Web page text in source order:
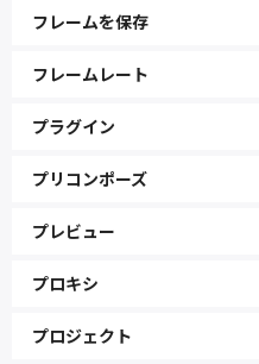
フレームを保存
フレームレート
プラグイン
プリコンポーズ
プレビュー
プロキシ
プロジェクト